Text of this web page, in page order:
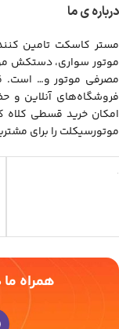
درباره ی ما
مستر کاسکت تامین
موتور سواری، دستکش
مصرفی موتور و… است.
فروشگاه‌های آنلاین و
امکان خرید قسطی کلاه
موتورسیکلت را برای
همراه